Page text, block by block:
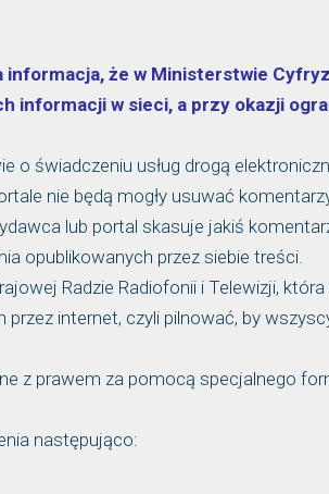
że w Ministerstwie
informacji w sieci, a przy okazji
świadczeniu usług drogą
nie będą mogły usuwać
lub portal skasuje jakiś
opublikowanych przez siebie treści.
Radzie Radiofonii i Telewizji,
internet, czyli pilnować, by
z prawem za pomocą specjalnego
następująco: